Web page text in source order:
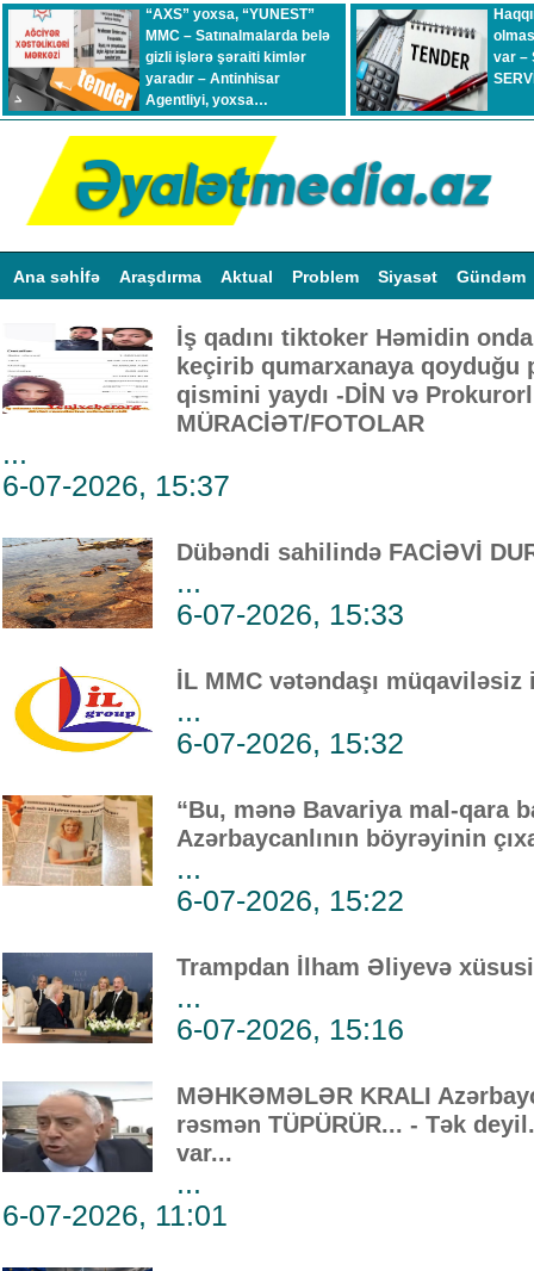
“AXS” yoxsa, “YUNEST”
MMC – Satınalmalarda belə
gizli işlərə şəraiti kimlər
yaradır – Antinhisar
Agentliyi, yoxsa…
var –
Ana səhİfə Araşdırma Aktual Problem Siyasət Gündəm
İş qadını tiktoker Həmidin
keçirib qumarxanaya
qismini yaydı -DİN və
MÜRACİƏT/FOTOLAR
...
6-07-2026, 15:37
Dübəndi sahilində FACİƏVİ
...
6-07-2026, 15:33
İL MMC vətəndaşı
...
6-07-2026, 15:32
“Bu, mənə Bavariya mal-qara
Azərbaycanlının böyrəyinin
...
6-07-2026, 15:22
Trampdan İlham Əliyevə
...
6-07-2026, 15:16
MƏHKƏMƏLƏR KRALI
rəsmən TÜPÜRÜR... - Tək
var...
...
6-07-2026, 11:01